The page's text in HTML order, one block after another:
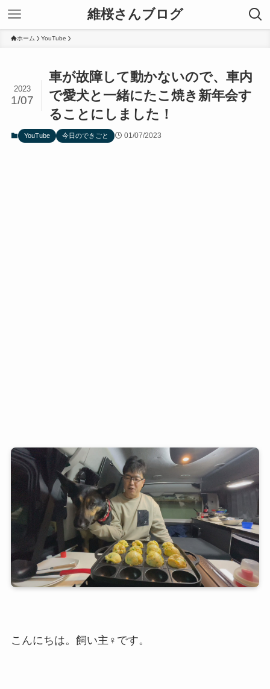
維桜さんブログ
ホーム YouTube
車が故障して動かないので、車内
で愛犬と一緒にたこ焼き新年会す
ることにしました！
2023
1/07
YouTube 今日のできごと 01/07/2023
こんにちは。飼い主♀です。